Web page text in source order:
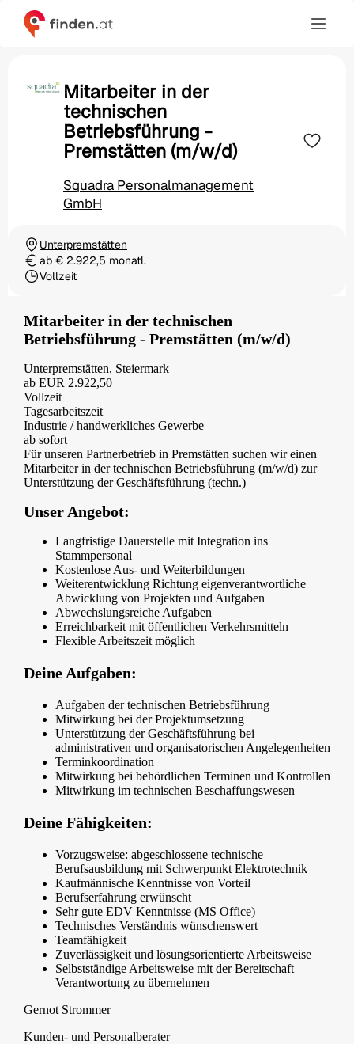
Mitarbeiter in der
technischen
Betriebsführung -
Premstätten (m/w/d)
Squadra Personalmanagement
GmbH
Ortschaft
Unterpremstätten
Gehaltab € 2.922,5 monatl.
Beschäftigungsart
Vollzeit
Mitarbeiter in der technischen
Betriebsführung - Premstätten (m/w/d)
Unterpremstätten, Steiermark
ab EUR 2.922,50
Vollzeit
Tagesarbeitszeit
Industrie / handwerkliches Gewerbe
ab sofort
Für unseren Partnerbetrieb in Premstätten suchen wir einen
Mitarbeiter in der technischen Betriebsführung (m/w/d) zur
Unterstützung der Geschäftsführung (techn.)
Unser Angebot:
Langfristige Dauerstelle mit Integration ins
Stammpersonal
Kostenlose Aus- und Weiterbildungen
Weiterentwicklung Richtung eigenverantwortliche
Abwicklung von Projekten und Aufgaben
Abwechslungsreiche Aufgaben
Erreichbarkeit mit öffentlichen Verkehrsmitteln
Flexible Arbeitszeit möglich
Deine Aufgaben:
Aufgaben der technischen Betriebsführung
Mitwirkung bei der Projektumsetzung
Unterstützung der Geschäftsführung bei
administrativen und organisatorischen Angelegenheiten
Terminkoordination
Mitwirkung bei behördlichen Terminen und Kontrollen
Mitwirkung im technischen Beschaffungswesen
Deine Fähigkeiten:
Vorzugsweise: abgeschlossene technische
Berufsausbildung mit Schwerpunkt Elektrotechnik
Kaufmännische Kenntnisse von Vorteil
Berufserfahrung erwünscht
Sehr gute EDV Kenntnisse (MS Office)
Technisches Verständnis wünschenswert
Teamfähigkeit
Zuverlässigkeit und lösungsorientierte Arbeitsweise
Selbstständige Arbeitsweise mit der Bereitschaft
Verantwortung zu übernehmen
Gernot Strommer
Kunden- und Personalberater